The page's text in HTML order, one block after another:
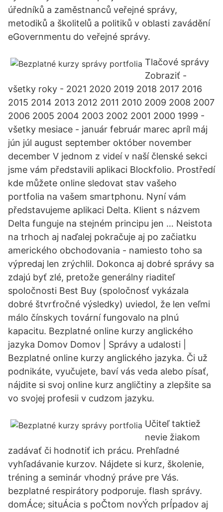
úředníků a zaměstnanců veřejné správy,
metodiků a školitelů a politiků v oblasti zavádění
eGovernmentu do veřejné správy.
Tlačové správy
Zobraziť -
všetky roky - 2021 2020 2019 2018 2017 2016
2015 2014 2013 2012 2011 2010 2009 2008 2007
2006 2005 2004 2003 2002 2001 2000 1999 -
všetky mesiace - január február marec apríl máj
jún júl august september október november
december V jednom z videí v naší členské sekci
jsme vám představili aplikaci Blockfolio. Prostředí
kde můžete online sledovat stav vašeho
portfolia na vašem smartphonu. Nyní vám
představujeme aplikaci Delta. Klient s názvem
Delta funguje na stejném principu jen … Neistota
na trhoch aj naďalej pokračuje aj po začiatku
amerického obchodovania - namiesto toho sa
výpredaj len zrýchlil. Dokonca aj dobré správy sa
zdajú byť zlé, pretože generálny riaditeľ
spoločnosti Best Buy (spoločnosť vykázala
dobré štvrťročné výsledky) uviedol, že len veľmi
málo čínskych tovární fungovalo na plnú
kapacitu. Bezplatné online kurzy anglického
jazyka Domov Domov | Správy a udalosti |
Bezplatné online kurzy anglického jazyka. Či už
podnikáte, vyučujete, baví vás veda alebo písať,
nájdite si svoj online kurz angličtiny a zlepšite sa
vo svojej profesii v cudzom jazyku.
Učiteľ taktiež
nevie žiakom
zadávať či hodnotiť ich prácu. Prehľadné
vyhľadávanie kurzov. Nájdete si kurz, školenie,
tréning a seminár vhodný práve pre Vás.
bezplatné respirátory podporuje. flash správy.
domÁce; situÁcia s poČtom novÝch prÍpadov aj